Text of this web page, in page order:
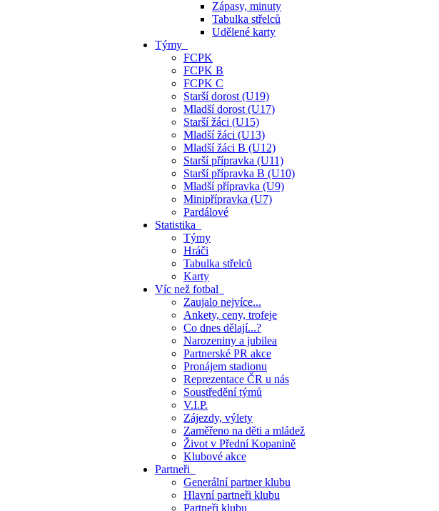
Zápasy, minuty
Tabulka střelců
Udělené karty
Týmy
FCPK
FCPK B
FCPK C
Starší dorost (U19)
Mladší dorost (U17)
Starší žáci (U15)
Mladší žáci (U13)
Mladší žáci B (U12)
Starší přípravka (U11)
Starší přípravka B (U10)
Mladší přípravka (U9)
Minipřípravka (U7)
Pardálové
Statistika
Týmy
Hráči
Tabulka střelců
Karty
Víc než fotbal
Zaujalo nejvíce...
Ankety, ceny, trofeje
Co dnes dělají...?
Narozeniny a jubilea
Partnerské PR akce
Pronájem stadionu
Reprezentace ČR u nás
Soustředění týmů
V.I.P.
Zájezdy, výlety
Zaměřeno na děti a mládež
Život v Přední Kopanině
Klubové akce
Partneři
Generální partner klubu
Hlavní partneři klubu
Partneři klubu